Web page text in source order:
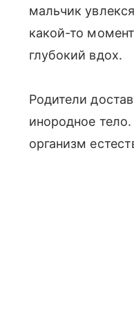
мальчик
какой-то
глубокий вдох.
Родители
инородное
организм